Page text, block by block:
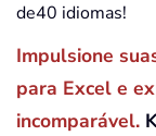
de40 idiomas!
Impulsione
para Excel e
incomparável.